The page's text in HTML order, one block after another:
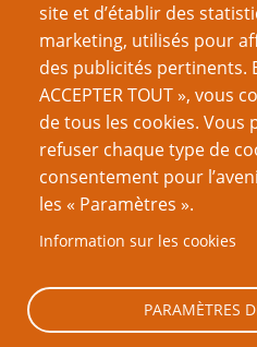
site et d’établir des
marketing, utilisés pour
des publicités pertinents.
ACCEPTER TOUT », vous
de tous les cookies. Vous
refuser chaque type de
consentement pour
les « Paramètres ».
Information sur les cookies
PARAMÈTRES
Nom d'utilisateur
Mot de passe
Réinitialiser votre mot de